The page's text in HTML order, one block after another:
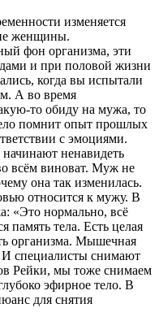
изменяется
женщины.
фон организма, эти
и при половой жизни
когда вы испытали
А во время
то обиду на мужа, то
помнит опыт прошлых
с эмоциями.
ненавидеть
всём виноват. Муж не
она так изменилась.
относится к мужу. В
«Это нормально, всё
память тела. Есть целая
организма. Мышечная
И специалисты снимают
Рейки, мы тоже снимаем
эфирное тело. В
для снятия